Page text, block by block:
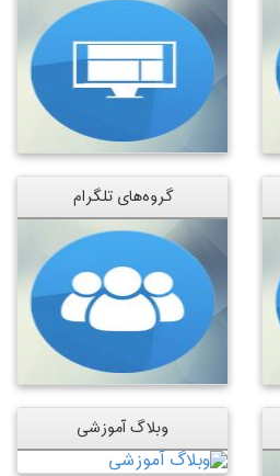
گروه‌های تلگرام
وبلاگ آموزشی